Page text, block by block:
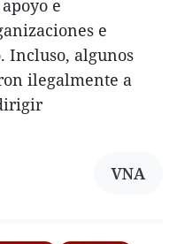
e
e
Incluso, algunos
ilegalmente a
VNA